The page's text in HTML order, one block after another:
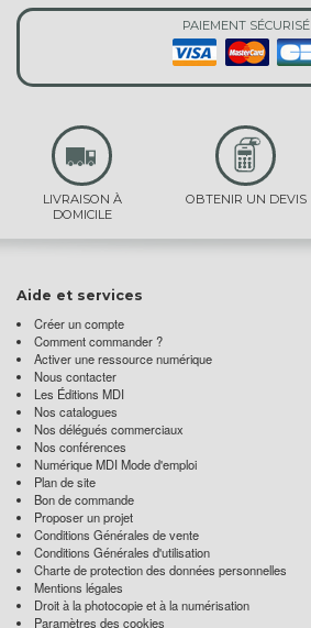
PAIEMENT SÉCURISÉ
LIVRAISON À
DOMICILE
OBTENIR UN DEVIS
Aide et services
Créer un compte
Comment commander ?
Activer une ressource numérique
Nous contacter
Les Éditions MDI
Nos catalogues
Nos délégués commerciaux
Nos conférences
Numérique MDI Mode d'emploi
Plan de site
Bon de commande
Proposer un projet
Conditions Générales de vente
Conditions Générales d'utilisation
Charte de protection des données personnelles
Mentions légales
Droit à la photocopie et à la numérisation
Paramètres des cookies